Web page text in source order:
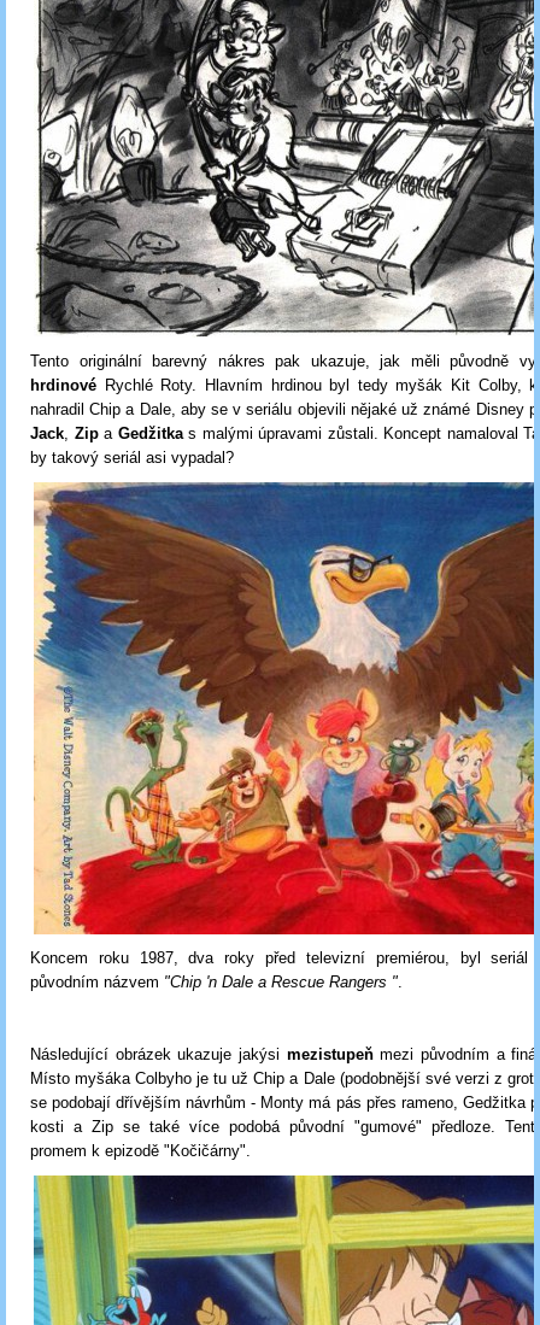
Tento originální barevný nákres pak ukazuje, jak měli původně
hrdinové Rychlé Roty. Hlavním hrdinou byl tedy myšák Kit Colby,
nahradil Chip a Dale, aby se v seriálu objevili nějaké už známé Disney
Jack Zip a Gedžitka s malými úpravami zůstali. Koncept namaloval
by takový seriál asi vypadal?
Koncem roku 1987, dva roky před televizní premiérou, byl seriál
původním názvem "Chip 'n Dale a Rescue Rangers "
Následující obrázek ukazuje jakýsi mezistupeňmezi původním a
Místo myšáka Colbyho je tu už Chip a Dale (podobnější své verzi z
se podobají dřívějším návrhům - Monty má pás přes rameno, Gedžitka
kosti a Zip se také více podobá původní "gumové" předloze.
promem k epizodě "Kočičárny".